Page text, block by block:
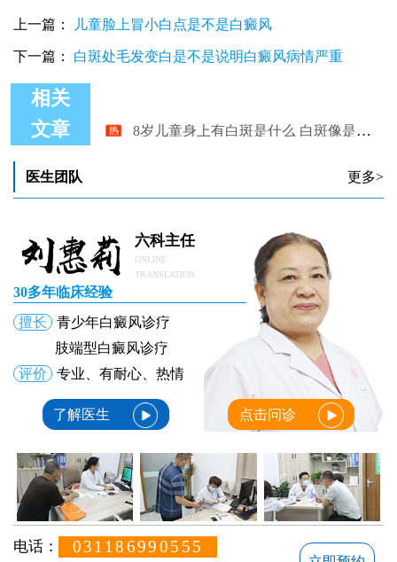
上一篇： 儿童脸上冒小白点是不是白癜风
下一篇： 白斑处毛发变白是不是说明白癜风病情严重
相关
文章
儿童身上长白斑是什么情况是不是白癜风
医生团队 更多>
六科主任
ONLINE
TRANSLATION
30多年临床经验
擅长
青少年白癜风诊疗
肢端型白癜风诊疗
评价
专业、有耐心、热情
了解医生 点击问诊
电话： 031186990555